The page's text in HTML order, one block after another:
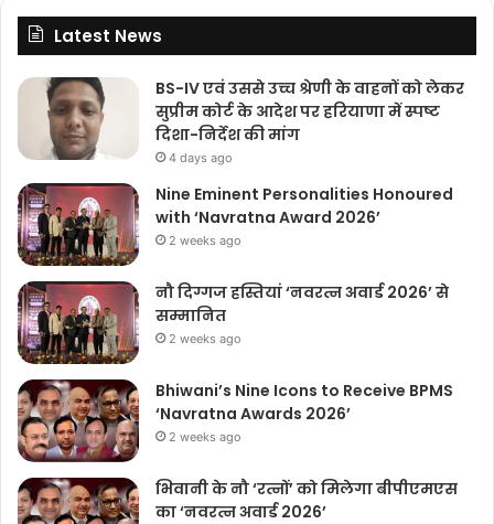
Latest News
BS-IV एवं उससे उच्च श्रेणी के वाहनों को लेकर
सुप्रीम कोर्ट के आदेश पर हरियाणा में स्पष्ट
दिशा-निर्देश की मांग
4 days ago
Nine Eminent Personalities Honoured
with ‘Navratna Award 2026’
2 weeks ago
नौ दिग्गज हस्तियां ‘नवरत्न अवार्ड 2026’ से
सम्मानित
2 weeks ago
Bhiwani’s Nine Icons to Receive BPMS
‘Navratna Awards 2026’
2 weeks ago
भिवानी के नौ ‘रत्नों’ को मिलेगा बीपीएमएस
का ‘नवरत्न अवार्ड 2026’